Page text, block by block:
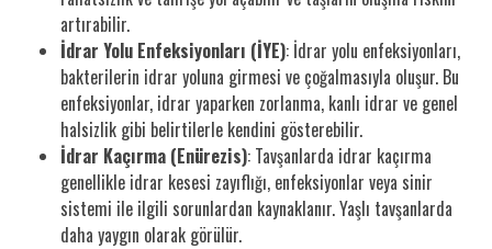
artırabilir.
İdrar Yolu Enfeksiyonları (İYE): İdrar yolu enfeksiyonları,
bakterilerin idrar yoluna girmesi ve çoğalmasıyla oluşur. Bu
enfeksiyonlar, idrar yaparken zorlanma, kanlı idrar ve genel
halsizlik gibi belirtilerle kendini gösterebilir.
İdrar Kaçırma (Enürezis): Tavşanlarda idrar kaçırma
genellikle idrar kesesi zayıflığı, enfeksiyonlar veya sinir
sistemi ile ilgili sorunlardan kaynaklanır. Yaşlı tavşanlarda
daha yaygın olarak görülür.